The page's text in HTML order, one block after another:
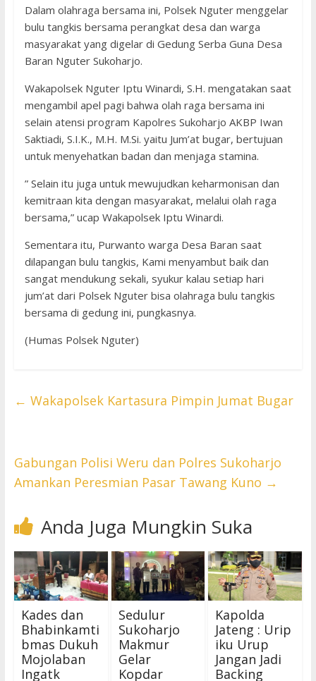
Dalam olahraga bersama ini, Polsek Nguter menggelar
bulu tangkis bersama perangkat desa dan warga
masyarakat yang digelar di Gedung Serba Guna Desa
Baran Nguter Sukoharjo.
Wakapolsek Nguter Iptu Winardi, S.H. mengatakan saat
mengambil apel pagi bahwa olah raga bersama ini
selain atensi program Kapolres Sukoharjo AKBP Iwan
Saktiadi, S.I.K., M.H. M.Si. yaitu Jum’at bugar, bertujuan
untuk menyehatkan badan dan menjaga stamina.
” Selain itu juga untuk mewujudkan keharmonisan dan
kemitraan kita dengan masyarakat, melalui olah raga
bersama,” ucap Wakapolsek Iptu Winardi.
Sementara itu, Purwanto warga Desa Baran saat
dilapangan bulu tangkis, Kami menyambut baik dan
sangat mendukung sekali, syukur kalau setiap hari
jum’at dari Polsek Nguter bisa olahraga bulu tangkis
bersama di gedung ini, pungkasnya.
(Humas Polsek Nguter)
← Wakapolsek Kartasura Pimpin Jumat Bugar
Gabungan Polisi Weru dan Polres Sukoharjo
Amankan Peresmian Pasar Tawang Kuno →
Anda Juga Mungkin Suka
Kades dan
Bhabinkamti
bmas Dukuh
Mojolaban
Ingatk
Sedulur
Sukoharjo
Makmur
Gelar
Kopdar
Kapolda
Jateng : Urip
iku Urup
Jangan Jadi
Backing